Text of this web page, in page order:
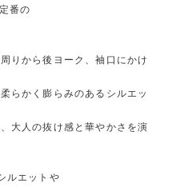
番の
りから後ヨーク、袖口にかけ
らかく膨らみのあるシルエッ
大人の抜け感と華やかさを演
ルエットや